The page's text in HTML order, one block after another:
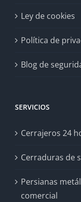
Ley de cookies
Política de
Blog de
SERVICIOS
Cerrajeros 24
Cerraduras de
Persianas
comercial